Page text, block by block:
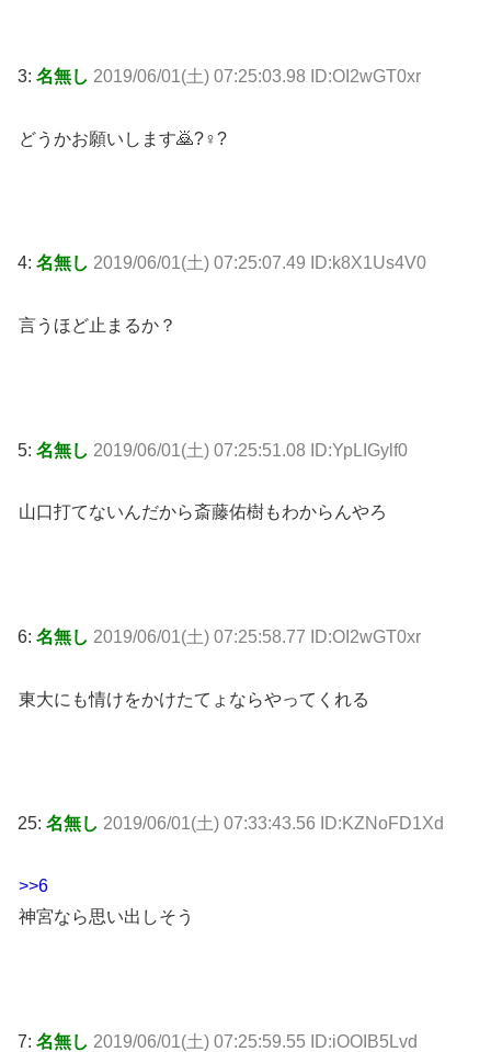
3: 名無し 2019/06/01(土) 07:25:03.98 ID:OI2wGT0xr
どうかお願いします🙇?♀?
4: 名無し 2019/06/01(土) 07:25:07.49 ID:k8X1Us4V0
言うほど止まるか？
5: 名無し 2019/06/01(土) 07:25:51.08 ID:YpLIGylf0
山口打てないんだから斎藤佑樹もわからんやろ
6: 名無し 2019/06/01(土) 07:25:58.77 ID:OI2wGT0xr
東大にも情けをかけたてょならやってくれる
25: 名無し 2019/06/01(土) 07:33:43.56 ID:KZNoFD1Xd
>>6
神宮なら思い出しそう
7: 名無し 2019/06/01(土) 07:25:59.55 ID:iOOIB5Lvd